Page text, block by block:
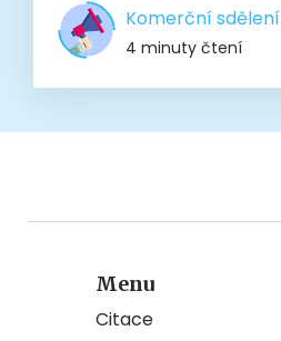
Komerční sdělení
4 minuty čtení
Menu
Citace